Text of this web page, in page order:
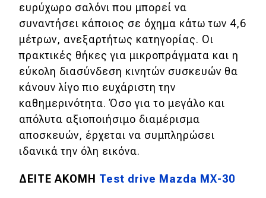
ευρύχωρο σαλόνι που μπορεί να
συναντήσει κάποιος σε όχημα κάτω των 4,6
μέτρων, ανεξαρτήτως κατηγορίας. Οι
πρακτικές θήκες για μικροπράγματα και η
εύκολη διασύνδεση κινητών συσκευών θα
κάνουν λίγο πιο ευχάριστη την
καθημερινότητα. Όσο για το μεγάλο και
απόλυτα αξιοποιήσιμο διαμέρισμα
αποσκευών, έρχεται να συμπληρώσει
ιδανικά την όλη εικόνα.
ΔΕΙΤΕ ΑΚΟΜΗ Test drive Mazda MX-30